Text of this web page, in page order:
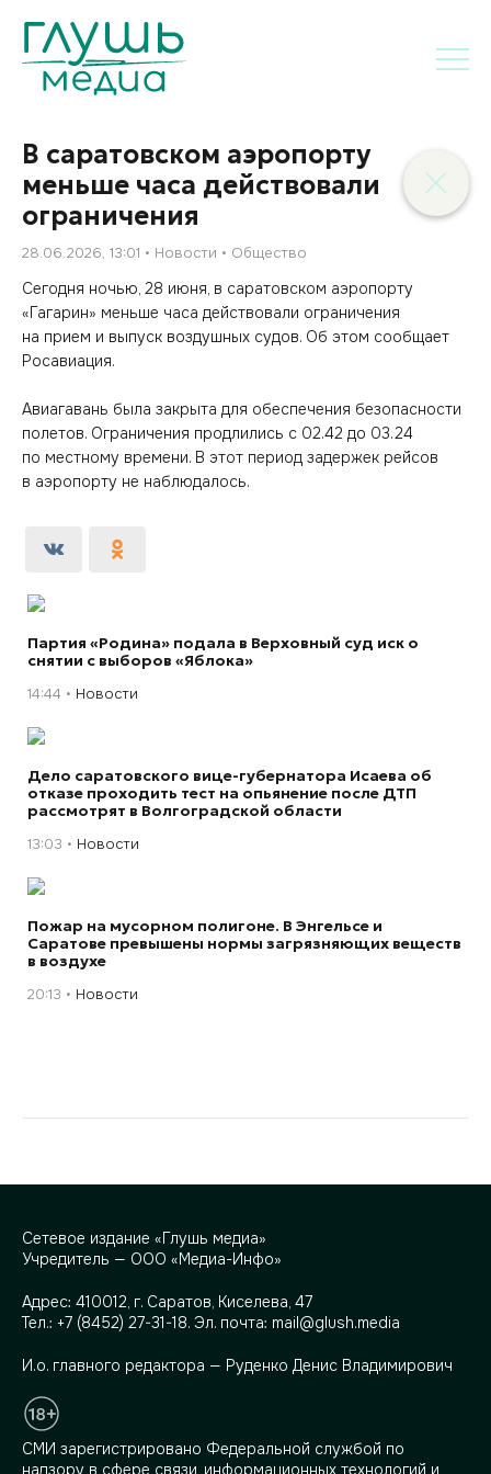
В саратовском аэропорту
меньше часа действовали
ограничения
28.06.2026, 13:01 Новости Общество
Сегодня ночью, 28 июня, в саратовском аэропорту
«Гагарин» меньше часа действовали ограничения
на прием и выпуск воздушных судов. Об этом сообщает
Росавиация.
Авиагавань была закрыта для обеспечения безопасности
полетов. Ограничения продлились с 02.42 до 03.24
по местному времени. В этот период задержек рейсов
в аэропорту не наблюдалось.
Партия «Родина» подала в Верховный суд иск о
снятии с выборов «Яблока»
14:44 Новости
Дело саратовского вице-губернатора Исаева об
отказе проходить тест на опьянение после ДТП
рассмотрят в Волгоградской области
13:03 Новости
Пожар на мусорном полигоне. В Энгельсе и
Саратове превышены нормы загрязняющих веществ
в воздухе
20:13 Новости
Сетевое издание «Глушь медиа»
Учредитель — ООО «Медиа-Инфо»
Адрес: 410012, г. Саратов, Киселева, 47
Тел.: +7 (8452) 27-31-18. Эл. почта: mail@glush.media
И.о. главного редактора — Руденко Денис Владимирович
СМИ зарегистрировано Федеральной службой по
надзору в сфере связи, информационных технологий и